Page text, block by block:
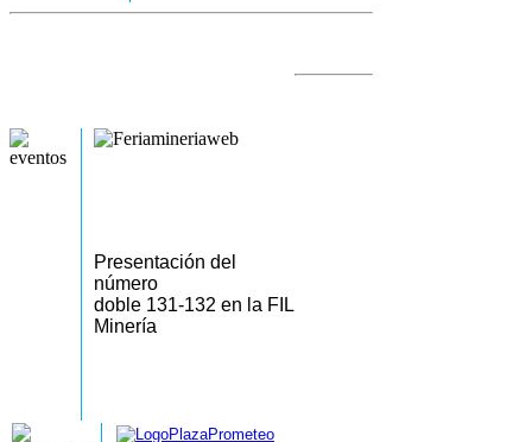
Presentación del
número
doble 131-132 en la FIL
Minería